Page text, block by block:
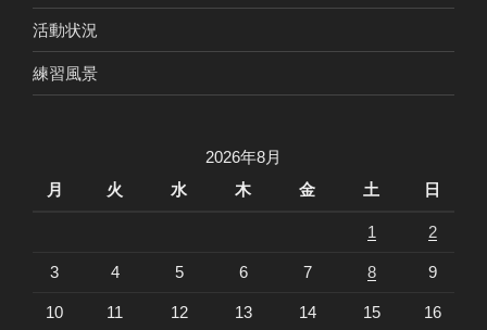
活動状況
練習風景
2026年8月
月
火 水 木 金 土 日
1 2
3 4 5 6 7 8 9
10 11 12 13 14 15 16